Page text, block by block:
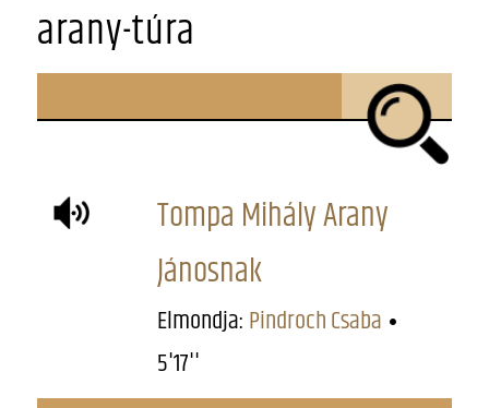
arany-túra
Tompa Mihály Arany
Jánosnak
Elmondja: Pindroch Csaba
5'17''